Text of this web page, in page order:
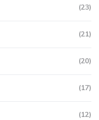
(23)
(21)
(20)
(17)
(12)